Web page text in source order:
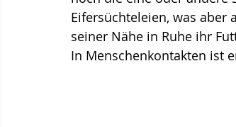
Eifersüchteleien, was aber
seiner Nähe in Ruhe ihr
In Menschenkontakten ist